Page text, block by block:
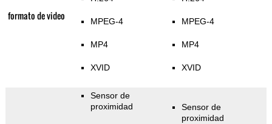
formato de video MPEG-4
MP4
XVID
MPEG-4
MP4
XVID
Sensor de
proximidad
Sensor de
proximidad